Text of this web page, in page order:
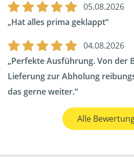
05.08.2026
Hat alles prima geklappt
04.08.2026
Perfekte Ausführung. Von der
Lieferung zur Abholung
das gerne weiter.
Alle